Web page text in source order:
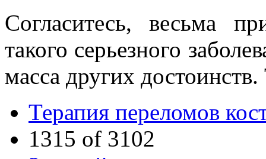
Согласитесь, весьма
такого серьезного
масса других
Терапия переломов
1315 of 3102